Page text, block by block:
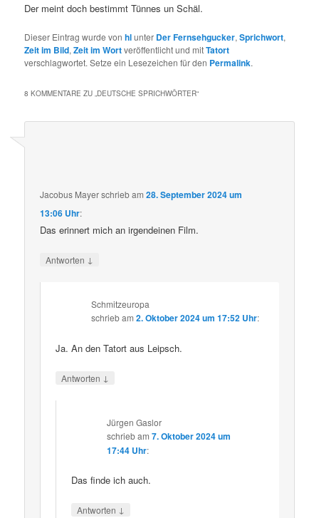
Der meint doch bestimmt Tünnes un Schäl.
Dieser Eintrag wurde vonhlunter Der Fernsehgucker,Sprichwort,
Zeit im Bild,Zeit im Wortveröffentlicht und mitTatort
verschlagwortet. Setze ein Lesezeichen für den Permalink.
8 KOMMENTARE ZU „DEUTSCHE SPRICHWÖRTER“
Jacobus Mayerschriebam28. September 2024 um
13:06 Uhr:
Das erinnert mich an irgendeinen Film.
Antworten ↓
Schmitzeuropa
schriebam2. Oktober 2024 um 17:52 Uhr:
Ja. An den Tatort aus Leipsch.
Antworten ↓
Jürgen Gaslor
schriebam7. Oktober 2024 um
17:44 Uhr:
Das finde ich auch.
Antworten ↓